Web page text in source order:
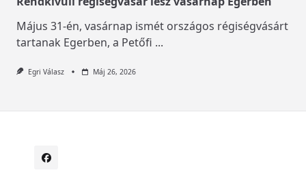
Május 31-én, vasárnap ismét országos régiségvásárt
tartanak Egerben, a Petőfi ...
Egri Válasz Máj 26, 2026